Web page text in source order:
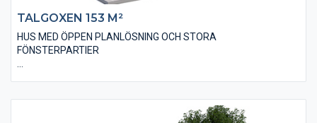
TALGOXEN 153 M²
HUS MED ÖPPEN PLANLÖSNING OCH STORA
FÖNSTERPARTIER
bland annat fyra stycken stora sovrum, två stycken badrum och